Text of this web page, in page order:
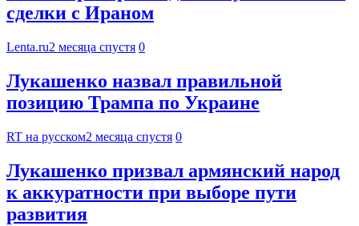
сделки с Ираном
Lenta.ru2 месяца спустя 0
Лукашенко назвал правильной
позицию Трампа по Украине
RT на русском2 месяца спустя 0
Лукашенко призвал армянский народ
к аккуратности при выборе пути
развития